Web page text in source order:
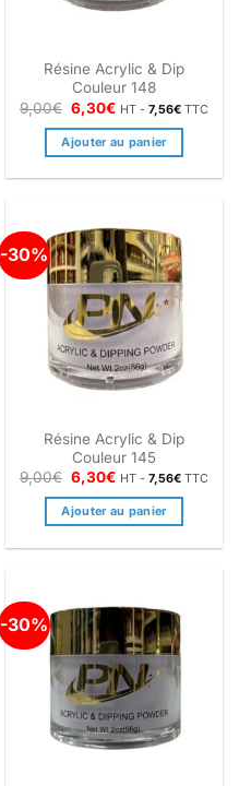
Résine Acrylic & Dip
Couleur 148
9,00€ Le
prix
initial
était :
6,30€Le
actuel
est :
HT -7,56€ TTC
Ajouter au panier
-30%
Résine Acrylic & Dip
Couleur 145
9,00€ Le
prix
initial
était :
6,30€Le
actuel
est :
HT -7,56€ TTC
Ajouter au panier
-30%